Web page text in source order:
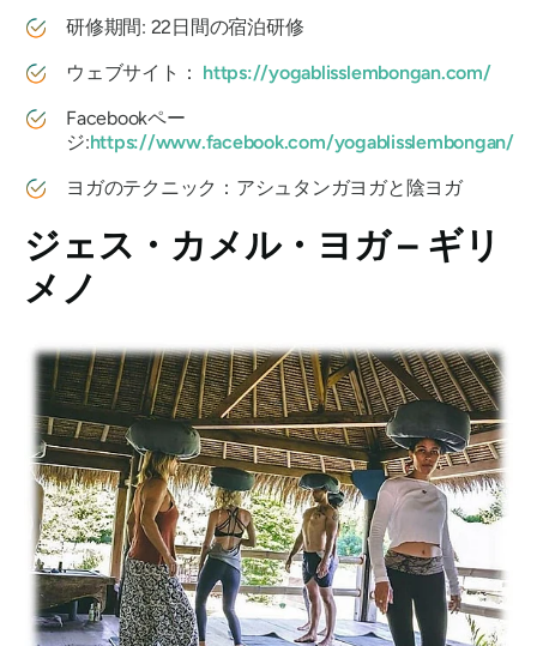
研修期間: 22日間の宿泊研修
ウェブサイト： https://yogablisslembongan.com/
Facebookペー
ジ:https://www.facebook.com/yogablisslembongan/
ヨガのテクニック：アシュタンガヨガと陰ヨガ
ジェス・カメル・ヨガ – ギリ
メノ